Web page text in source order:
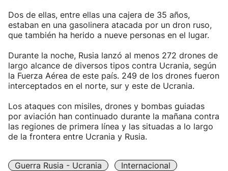
Dos de ellas, entre ellas una cajera de 35 años,
estaban en una gasolinera atacada por un dron ruso,
que también ha herido a nueve personas en el lugar.
Durante la noche, Rusia lanzó al menos 272 drones de
largo alcance de diversos tipos contra Ucrania, según
la Fuerza Aérea de este país. 249 de los drones fueron
interceptados en el norte, sur y este de Ucrania.
Los ataques con misiles, drones y bombas guiadas
por aviación han continuado durante la mañana contra
las regiones de primera línea y las situadas a lo largo
de la frontera entre Ucrania y Rusia.
Guerra Rusia - Ucrania Internacional